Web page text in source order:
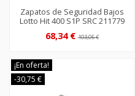
Zapatos de Seguridad Bajos
Lotto Hit 400 S1P SRC 211779
68,34 €103,05 €
¡En oferta!
-30,75 €